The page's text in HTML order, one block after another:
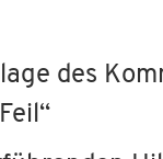
des